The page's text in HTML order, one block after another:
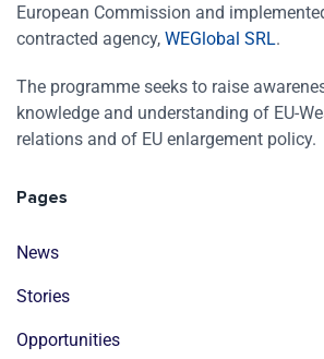
European Commission and
contracted agency, WEGlobal SRL.
The programme seeks to raise
knowledge and understanding of EU-
relations and of EU enlargement policy.
Pages
News
Stories
Opportunities